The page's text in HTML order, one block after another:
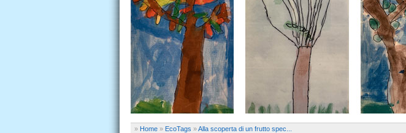
» Home » EcoTags »Alla scoperta di un frutto spec...